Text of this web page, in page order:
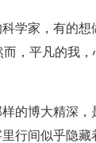
学家，有的想
，平凡的我，
的博大精深，
行间似乎隐藏